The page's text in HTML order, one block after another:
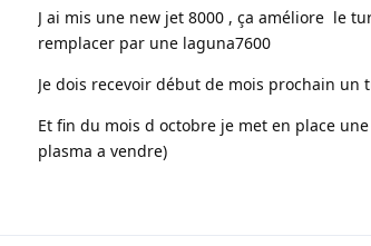
J ai mis une new jet 8000 , ça améliore le
remplacer par une laguna7600
Je dois recevoir début de mois prochain
Et fin du mois d octobre je met en place
plasma a vendre)